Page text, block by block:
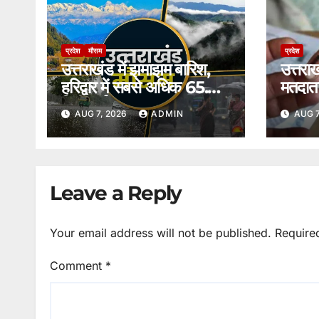
प्रदेश मौसम
उत्तराखंड में झमाझम बारिश,
हरिद्वार में सबसे अधिक 65.8
मिमी वर्षा।
AUG 7, 2026 ADMIN
प्रदेश
आधार
होगा
AUG
Leave a Reply
Your email address will not be published.
Comment *